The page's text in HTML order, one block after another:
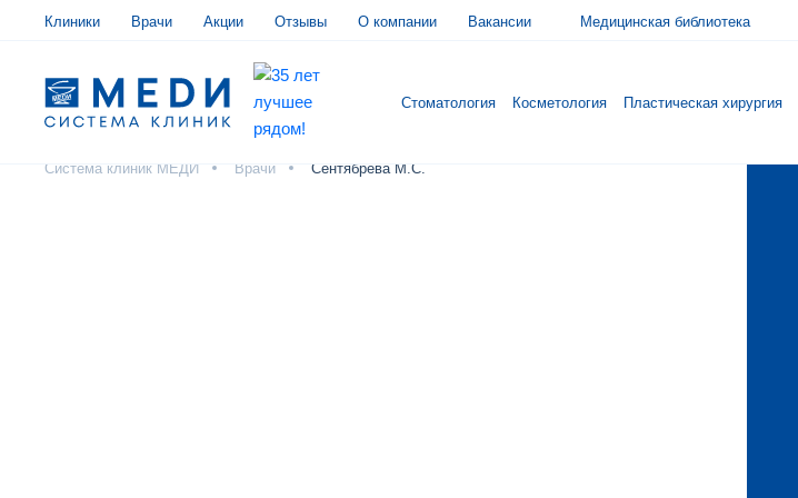
Клиники Врачи Акции Отзывы О компании Вакансии Медицинская библиотека
Стоматология Косметология Пластическая хирургия
Система клиник МЕДИ Врачи Сентябрева М.С.